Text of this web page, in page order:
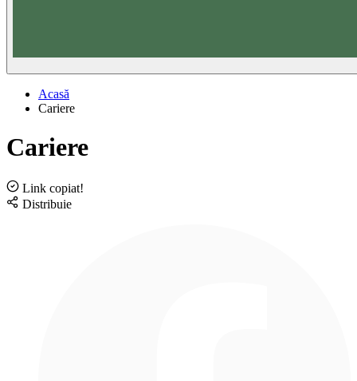
Acasă
Cariere
Cariere
Link copiat!
Distribuie